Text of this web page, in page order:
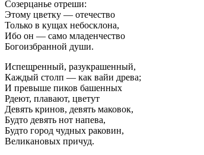
Созерцанье отреши:
Этому цветку — отечество
Только в кущах небосклона,
Ибо он — само младенчество
Богоизбранной души.
Испещренный, разукрашенный,
Каждый столп — как вайи древа;
И превыше пиков башенных
Рдеют, плавают, цветут
Девять кринов, девять маковок,
Будто девять нот напева,
Будто город чудных раковин,
Великановых причуд.